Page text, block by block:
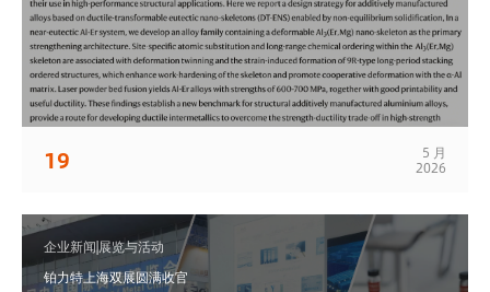
19 5 月
2026
企业新闻|展览与活动
铂力特上海双展圆满收官